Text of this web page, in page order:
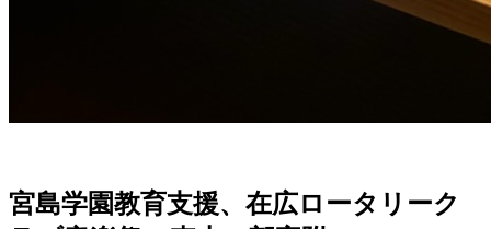
宮島学園教育支援、在広ロータリーク